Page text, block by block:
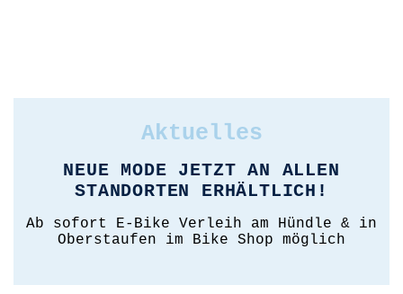
Aktuelles
NEUE MODE JETZT AN ALLEN
STANDORTEN ERHÄLTLICH!
Ab sofort E-Bike Verleih am Hündle & in
Oberstaufen im Bike Shop möglich